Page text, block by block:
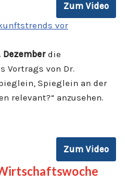
Zum Video
die
Vortrags von Dr.
Spieglein an der
relevant?“ anzusehen.
Zum Video